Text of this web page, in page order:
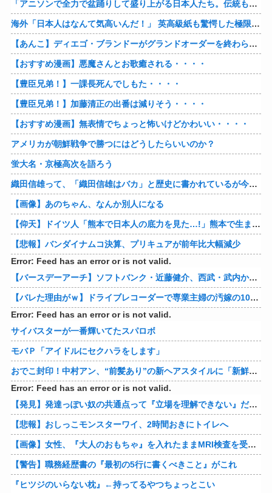
「アニソンで全力で盆踊りして盛り上がる日本人たち。伝統もオタクもこの熱量、素晴らしい」→女さんブチギレ「これを見て『日本の品格が落ちた』と思いま…
海外「日本人はなんて気高いんだ！」 英高級紙も驚愕した極限の中の日本人の姿に世界が衝撃
【あんこ】ディエゴ・ブランドーがグランドオーダーを終わらせるようです【FGO二部】 第１６６話
【おすすめ漫画】悪魔さんとお歌癒される・・・・
【豊臣兄弟！】一課長死んでしもた・・・・
【豊臣兄弟！】加藤清正の出番は減りそう・・・・
【おすすめ漫画】無表情でちょっと怖いけどかわいい・・・・
アメリカが朝鮮戦争で勝つにはどうしたらいいのか？
蛍大名・京極高次を語ろう
織田信雄って、「織田信雄はバカ」と歴史に書かれているが今まで家が残っているんでバカではないよな？
【画像】あのちゃん、なんか別人になる
【仰天】ドイツ人「熊本で日本人の底力を見た…!」熊本で生まれて初めて震度7の大地震を経験したドイツ人。直後、日本人たちの行動に衝撃を受けてしまう…
【悲報】バンダイナムコ決算、プリキュアが前年比大幅減少
Error: Feed has an error or is not valid.
【バースデーアーチ】ソフトバンク・近藤健介、西武・武内から第24号先制ソロホームラン！！！！！！！！！！！！！【西武対ソフトバンク20回戦】
【バレた理由がｗ】ドライブレコーダーで専業主婦の汚嫁の10年越し不倫発覚！制裁の詳細がコレｗｗｗｗｗ 他
Error: Feed has an error or is not valid.
サイバスターが一番輝いてたスパロボ
モバＰ「アイドルにセクハラをします」
おでこ封印！中村アン、“前髪あり”の新ヘアスタイルに「新鮮でたまらん」の声【画像】
Error: Feed has an error or is not valid.
【発見】発達っぽい奴の共通点って『立場を理解できない』だよな
【悲報】おしっこモンスターワイ、2時間おきにトイレへ
【画像】女性、『大人のおもちゃ』を入れたままMRI検査を受けた結果 →
【警告】職務経歴書の『最初の5行に書くべきこと』がこれ
『ヒツジのいらない枕』←持ってるやつちょっとこい